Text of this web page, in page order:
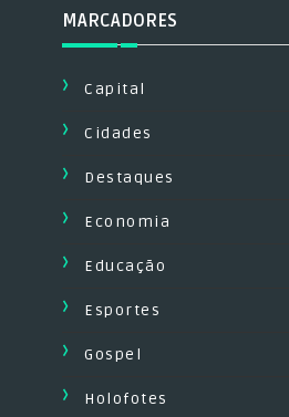
MARCADORES
Capital
Cidades
Destaques
Economia
Educação
Esportes
Gospel
Holofotes